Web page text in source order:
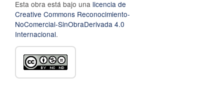
Esta obra está bajo una licencia de
Creative Commons Reconocimiento-
NoComercial-SinObraDerivada 4.0
Internacional.